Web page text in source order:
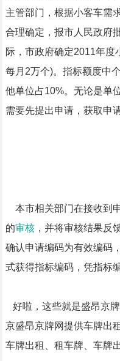
主管部门，根据小客车需
合理确定，报市人民政府
际，市政府确定2011年度
每月2万个)。指标额度中
他单位占10%。无论是单
需要先提出申请，获取申
本市相关部门在接收到
的审核，并将审核结果反
确认申请编码为有效编码
式获得指标编码，凭指标
好啦，这些就是盛昂京
京盛昂京牌网提供车牌出
车牌出租、租车牌、车牌